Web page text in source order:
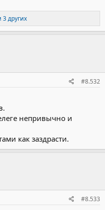
3 других
#8.532
непривычно и
как заздрасти.
#8.533